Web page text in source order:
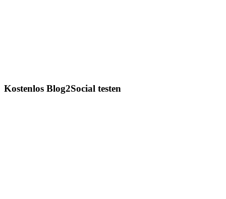
Kostenlos Blog2Social testen